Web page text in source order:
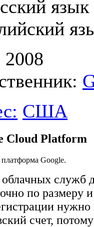
язык
2008
США
Cloud Platform
Google.
служб
по размеру
счет,